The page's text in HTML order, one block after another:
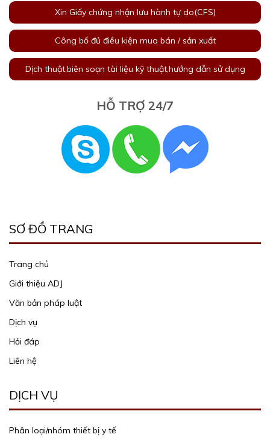
Xin Giấy chứng nhận lưu hành tự do(CFS)
Công bố đủ điều kiện mua bán / sản xuất
Dịch thuật,biên soạn tài liệu kỹ thuật,hướng dẫn sử dụng
HỖ TRỢ 24/7
SƠ ĐỒ TRANG
Trang chủ
Giới thiệu ADJ
Văn bản pháp luật
Dịch vụ
Hỏi đáp
Liên hệ
DỊCH VỤ
Phân loại/nhóm thiết bị y tế